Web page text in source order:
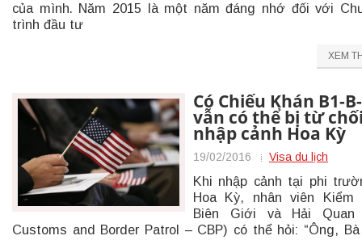
của mình. Năm 2015 là một năm đáng nhớ đối với
trình đầu tư
XEM
Có Chiếu Khán B1-
vẫn có thể bị từ
nhập cảnh Hoa Kỳ
19/02/2016 Visa du lịch
Khi nhập cảnh tại phi
Hoa Kỳ, nhân viên Kiểm
Biên Giới và Hải Quan
Customs and Border Patrol – CBP) có thể hỏi: “Ông,